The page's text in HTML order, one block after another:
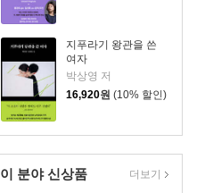
지푸라기 왕관을 쓴
여자
박상영 저
16,920원 (10% 할인)
이 분야 신상품 더보기